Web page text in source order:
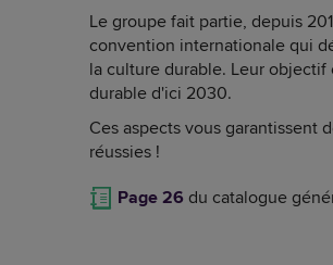
Le groupe fait partie, depuis
convention internationale qui
la culture durable. Leur
durable d'ici 2030.
Ces aspects vous garantissent
réussies !
Page 26 du catalogue